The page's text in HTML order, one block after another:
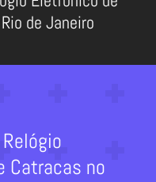
de Janeiro
Catracas no